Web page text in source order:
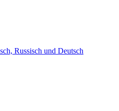
Russisch und Deutsch